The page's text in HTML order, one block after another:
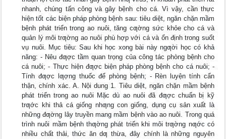
nhanh, chúng tấn công và gây bệnh cho cá. Vì vậy, cần thực
hiện tốt các biện pháp phòng bệnh sau: tiêu diệt, ngăn chặn mầm
bệnh phát triển trong ao nuôi, tăng cƣờng sức khỏe cho cá và
quản lý môi trƣờng ao nuôi phù hợp với cá và ổn định trong suốt
vụ nuôi. Mục tiêu: Sau khi học xong bài này ngƣời học có khả
năng: - Nêu đƣợc tầm quan trọng của công tác phòng bệnh cho
cá nuôi; - Thực hiện đƣợc biện pháp phòng bệnh cho cá nuôi; -
Tính đƣợc lƣợng thuốc để phòng bệnh; - Rèn luyện tính cẩn
thận, chính xác. A. Nội dung 1. Tiêu diệt, ngăn chặn mầm bệnh
phát triển trong ao nuôi Mặc dù ao nuôi đã đƣợc chuẩn bị kỹ
trƣớc khi thả cá giống nhƣng con giống, dụng cụ sản xuất là
những đƣờng lây truyền mang mầm bệnh vào ao nuôi. Trong quá
trình nuôi mầm bệnh thƣờng phát triển khi môi trƣờng nƣớc có
nhiều chất thải, thức ăn dƣ thừa, đây chính là những nguyên